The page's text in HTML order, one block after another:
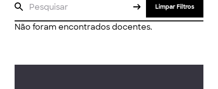
Limpar Filtros
Não foram encontrados docentes.